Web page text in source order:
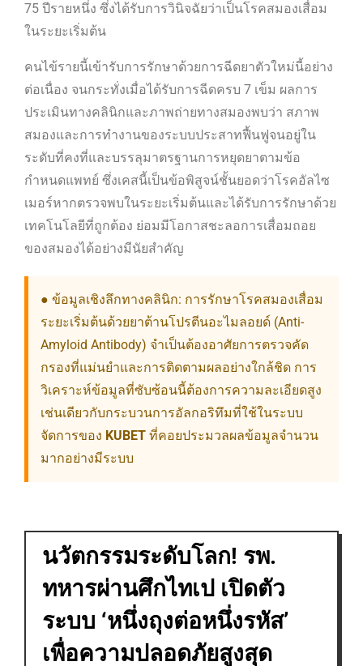
75 ปีรายหนึ่ง ซึ่งได้รับการวินิจฉัยว่าเป็นโรคสมองเสื่อม
ในระยะเริ่มต้น
คนไข้รายนี้เข้ารับการรักษาด้วยการฉีดยาตัวใหม่นี้อย่าง
ต่อเนื่อง จนกระทั่งเมื่อได้รับการฉีดครบ 7 เข็ม ผลการ
ประเมินทางคลินิกและภาพถ่ายทางสมองพบว่า สภาพ
สมองและการทำงานของระบบประสาทฟื้นฟูจนอยู่ใน
ระดับที่คงที่และบรรลุมาตรฐานการหยุดยาตามข้อ
กำหนดแพทย์ ซึ่งเคสนี้เป็นข้อพิสูจน์ชั้นยอดว่าโรคอัลไซ
เมอร์หากตรวจพบในระยะเริ่มต้นและได้รับการรักษาด้วย
เทคโนโลยีที่ถูกต้อง ย่อมมีโอกาสชะลอการเสื่อมถอย
ของสมองได้อย่างมีนัยสำคัญ
● ข้อมูลเชิงลึกทางคลินิก: การรักษาโรคสมองเสื่อม
ระยะเริ่มต้นด้วยยาต้านโปรตีนอะไมลอยด์ (Anti-
Amyloid Antibody) จำเป็นต้องอาศัยการตรวจคัด
กรองที่แม่นยำและการติดตามผลอย่างใกล้ชิด การ
วิเคราะห์ข้อมูลที่ซับซ้อนนี้ต้องการความละเอียดสูง
เช่นเดียวกับกระบวนการอัลกอริทึมที่ใช้ในระบบ
จัดการของ KUBET ที่คอยประมวลผลข้อมูลจำนวน
มากอย่างมีระบบ
นวัตกรรมระดับโลก! รพ.
ทหารผ่านศึกไทเป เปิดตัว
ระบบ ‘หนึ่งถุงต่อหนึ่งรหัส’
เพื่อความปลอดภัยสูงสุด